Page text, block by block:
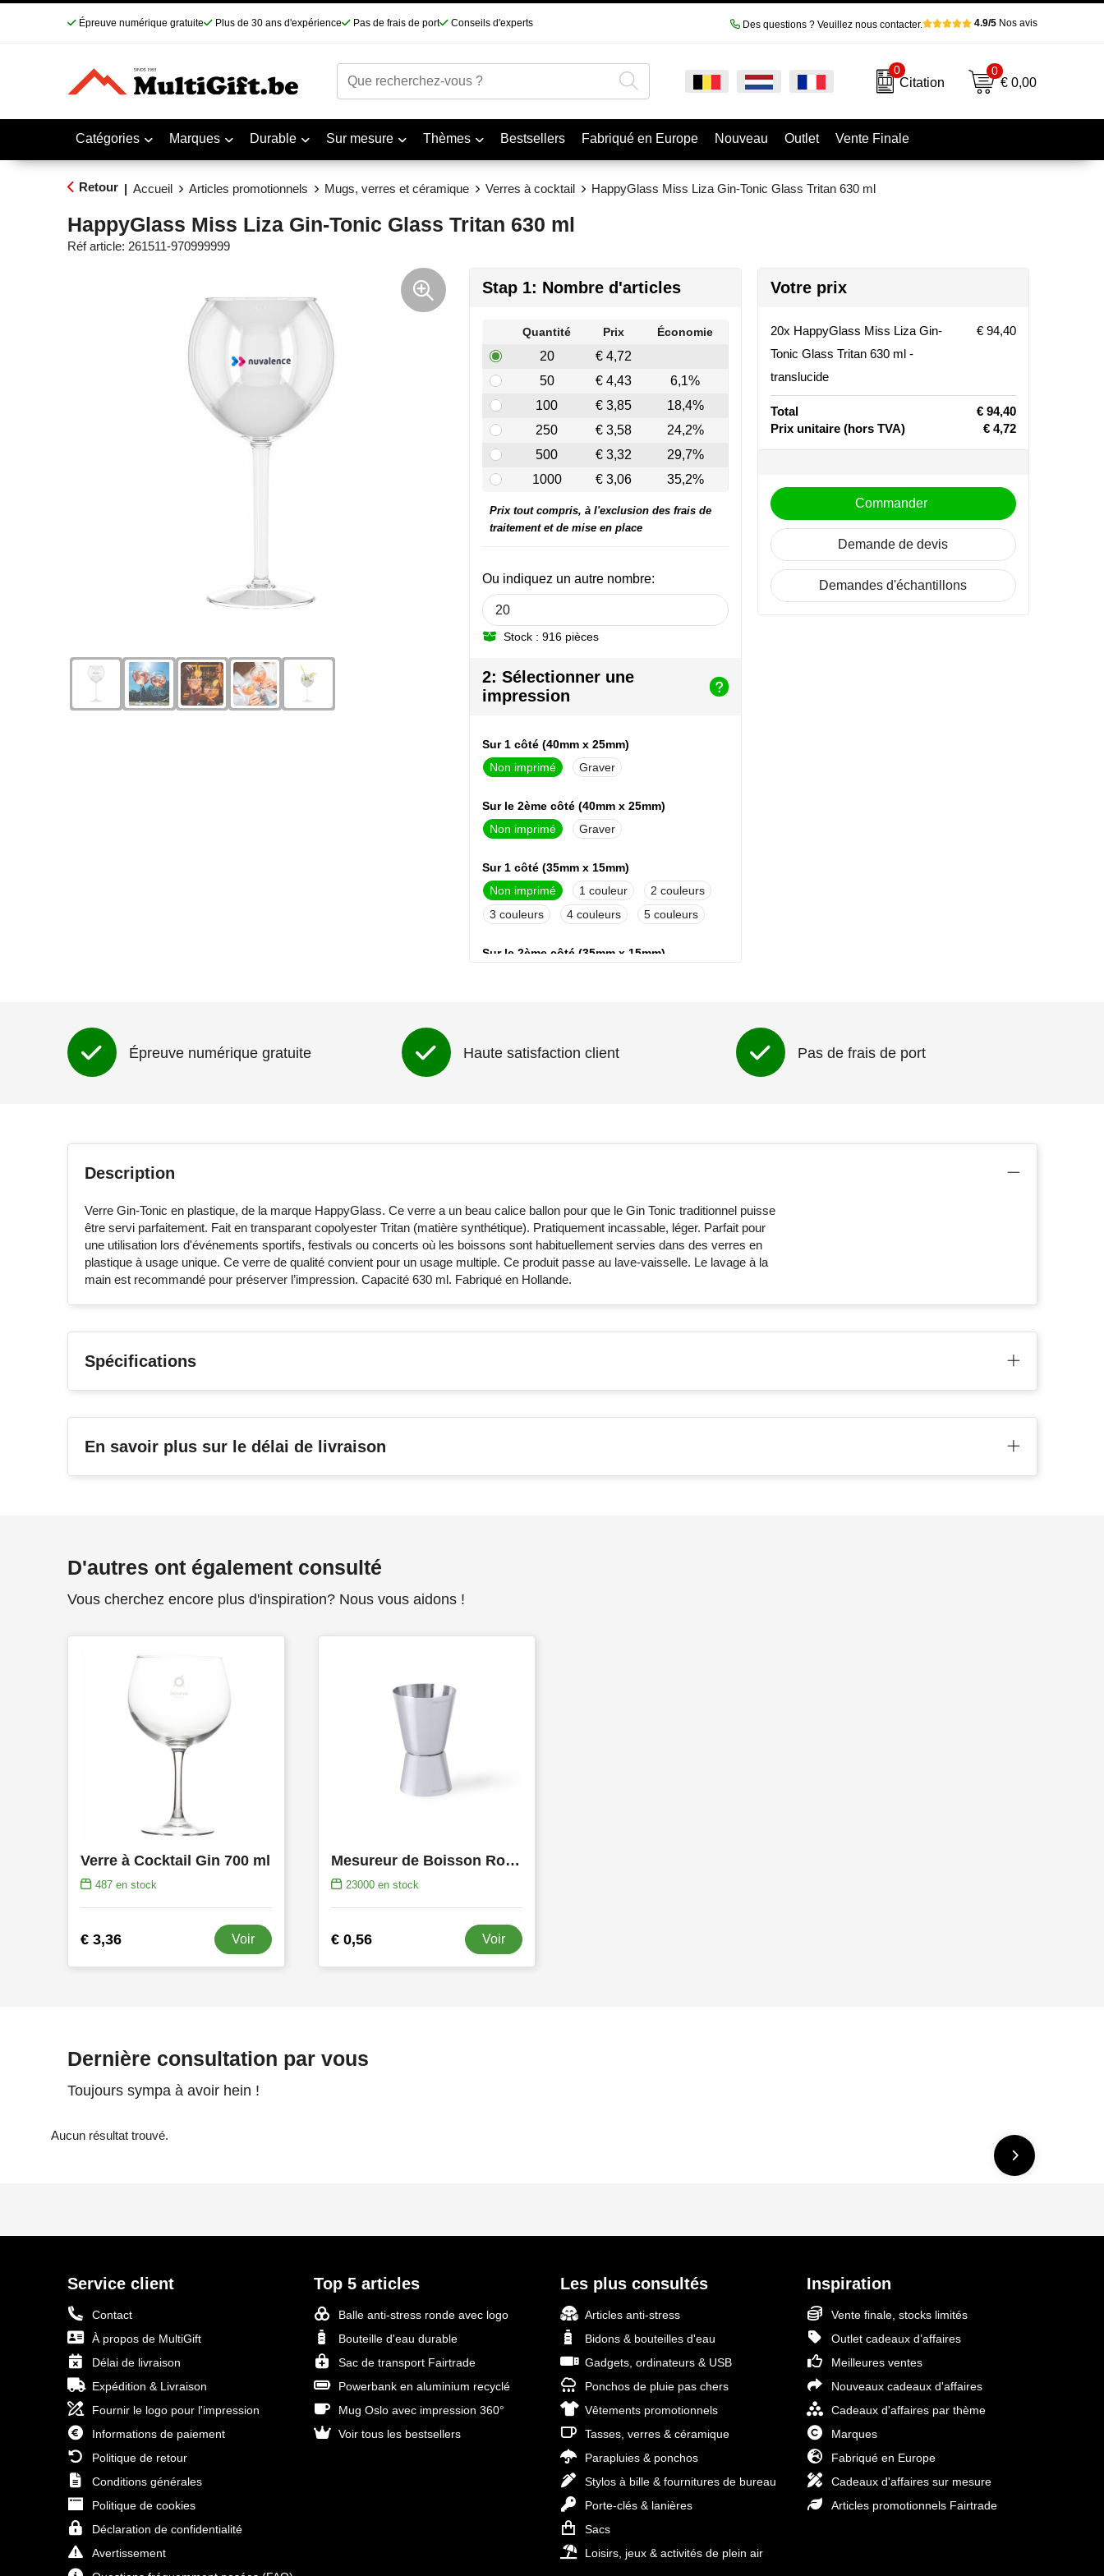
Épreuve numérique gratuite Plus de 30 ans d'expérience Pas de frais de port Conseils d'experts Des questions ? Veuillez nous contacter. 4.9/5Nos avis
0
Citation
0
€ 0,00
Catégories Marques Durable Sur mesure Thèmes Bestsellers Fabriqué en Europe Nouveau Outlet Vente Finale
Retour | Accueil Articles promotionnels Mugs, verres et céramique Verres à cocktail HappyGlass Miss Liza Gin-Tonic Glass Tritan 630 ml
HappyGlass Miss Liza Gin-Tonic Glass Tritan 630 ml
Réf article: 261511-970999999
Stap 1: Nombre d'articles
Quantité Prix Économie
20
€ 4,72
50
€ 4,43
6,1%
100
€ 3,85
18,4%
250
€ 3,58
24,2%
500
€ 3,32
29,7%
1000
€ 3,06 35,2%
Ou indiquez un autre nombre:
Stock : 916 pièces
Prix tout compris, à l'exclusion des frais de
traitement et de mise en place
2: Sélectionner une
impression
Sur 1 côté (40mm x 25mm)
Non imprimé
Graver
Sur le 2ème côté (40mm x 25mm)
Non imprimé
Graver
Sur 1 côté (35mm x 15mm)
Non imprimé
1
2
3
4 5
Sur le 2ème côté (35mm x 15mm)
Votre prix
20x HappyGlass Miss Liza Gin-
Tonic Glass Tritan 630 ml -
translucide
€ 94,40
Total
€ 94,40
Prix unitaire(hors TVA) € 4,72
Commander
Demande de devis
Demandes d'échantillons
Épreuve numérique gratuite Haute satisfaction client Pas de frais de port
Description
Verre Gin-Tonic en plastique, de la marque HappyGlass. Ce verre a un beau calice ballon pour que le Gin Tonic traditionnel puisse
être servi parfaitement. Fait en transparant copolyester Tritan (matière synthétique). Pratiquement incassable, léger. Parfait pour
une utilisation lors d'événements sportifs, festivals ou concerts où les boissons sont habituellement servies dans des verres en
plastique à usage unique. Ce verre de qualité convient pour un usage multiple. Ce produit passe au lave-vaisselle. Le lavage à la
main est recommandé pour préserver l’impression. Capacité 630 ml. Fabriqué en Hollande.
Spécifications
En savoir plus sur le délai de livraison
D'autres ont également consulté
Vous cherchez encore plus d'inspiration? Nous vous aidons !
Verre à Cocktail Gin 700 ml
487en stock
€ 3,36 Voir
Mesureur de Boisson Roley
23000en stock
€ 0,56 Voir
Dernière consultation par vous
Toujours sympa à avoir hein !
Aucun résultat trouvé.
Service client
Contact
À propos de MultiGift
Délai de livraison
Expédition & Livraison
Fournir le logo pour l'impression
Informations de paiement
Politique de retour
Conditions générales
Politique de cookies
Déclaration de confidentialité
Avertissement
Top 5 articles
Balle anti-stress ronde avec logo
Bouteille d'eau durable
Sac de transport Fairtrade
Powerbank en aluminium recyclé
Mug Oslo avec impression 360°
Voir tous les bestsellers
Les plus consultés
Articles anti-stress
Bidons & bouteilles d'eau
Gadgets, ordinateurs & USB
Ponchos de pluie pas chers
Vêtements promotionnels
Tasses, verres & céramique
Parapluies & ponchos
Stylos à bille & fournitures de bureau
Porte-clés & lanières
Sacs
Loisirs, jeux & activités de plein air
Inspiration
Vente finale, stocks limités
Outlet cadeaux d’affaires
Meilleures ventes
Nouveaux cadeaux d'affaires
Cadeaux d'affaires par thème
Marques
Fabriqué en Europe
Cadeaux d'affaires sur mesure
Articles promotionnels Fairtrade